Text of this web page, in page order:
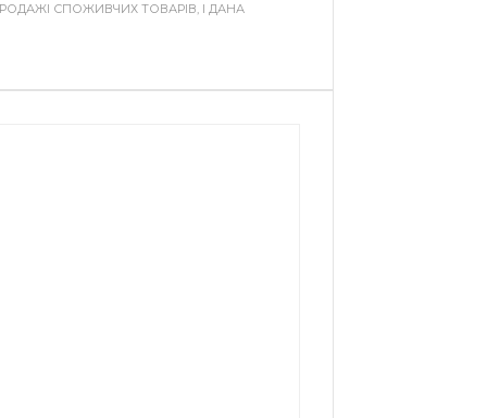
СПОЖИВЧИХ ТОВАРІВ, І ДАНА